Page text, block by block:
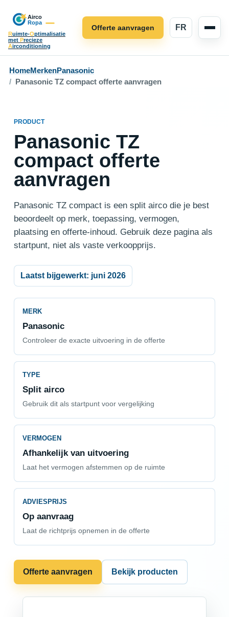
Ruimte-Optimalisatie
met Precieze
Airconditioning
FR
Offerte aanvragen
HomeMerkenPanasonic
Panasonic TZ compact offerte aanvragen
PRODUCT
Panasonic TZ
compact offerte
aanvragen
Panasonic TZ compact is een split airco die je best
beoordeelt op merk, toepassing, vermogen,
plaatsing en offerte-inhoud. Gebruik deze pagina als
startpunt, niet als vaste verkoopprijs.
Laatst bijgewerkt: juni 2026
MERK
Panasonic
Controleer de exacte uitvoering in de offerte
TYPE
Split airco
Gebruik dit als startpunt voor vergelijking
VERMOGEN
Afhankelijk van uitvoering
Laat het vermogen afstemmen op de ruimte
ADVIESPRIJS
Op aanvraag
Laat de richtprijs opnemen in de offerte
Offerte aanvragen Bekijk producten